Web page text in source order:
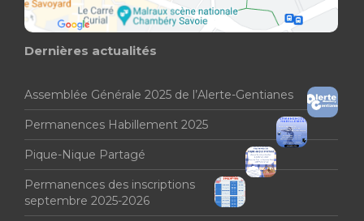
Dernières actualités
Assemblée Générale 2025 de l’Alerte-Gentianes
Permanences Habillement 2025
Pique-Nique Partagé
Permanences des inscriptions
septembre 2025-2026